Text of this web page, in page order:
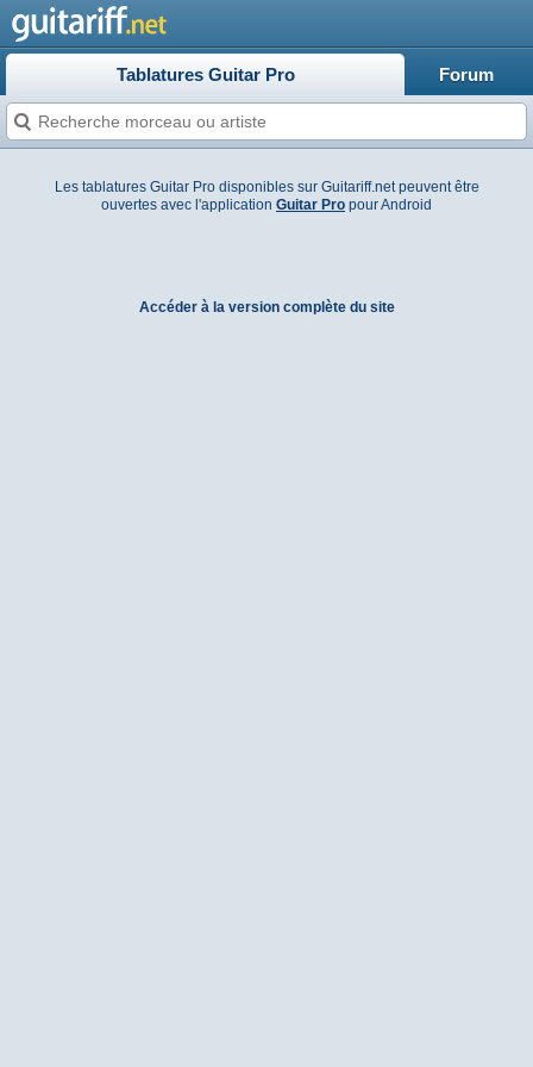
Tablatures Guitar Pro Forum
Les tablatures Guitar Pro disponibles sur Guitariff.net peuvent être
ouvertes avec l'application Guitar Pro pour Android
Accéder à la version complète du site